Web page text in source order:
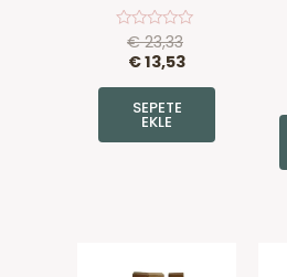
üzerinden
€23,33
€13,53
SEPETE
EKLE